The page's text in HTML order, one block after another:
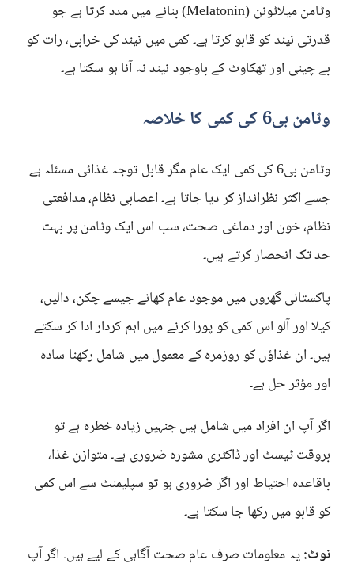
وٹامن میلاٹونن (Melatonin) بنانے میں مدد کرتا ہے جو
قدرتی نیند کو قابو کرتا ہے۔ کمی میں نیند کی خرابی، رات کو
بے چینی اور تھکاوٹ کے باوجود نیند نہ آنا ہو سکتا ہے۔
وٹامن بی6 کی کمی کا خلاصہ
وٹامن بی6 کی کمی ایک عام مگر قابل توجہ غذائی مسئلہ ہے
جسے اکثر نظرانداز کر دیا جاتا ہے۔ اعصابی نظام، مدافعتی
نظام، خون اور دماغی صحت، سب اس ایک وٹامن پر بہت
حد تک انحصار کرتے ہیں۔
پاکستانی گھروں میں موجود عام کھانے جیسے چکن، دالیں،
کیلا اور آلو اس کمی کو پورا کرنے میں اہم کردار ادا کر سکتے
ہیں۔ ان غذاؤں کو روزمرہ کے معمول میں شامل رکھنا سادہ
اور مؤثر حل ہے۔
اگر آپ ان افراد میں شامل ہیں جنہیں زیادہ خطرہ ہے تو
بروقت ٹیسٹ اور ڈاکٹری مشورہ ضروری ہے۔ متوازن غذا،
باقاعدہ احتیاط اور اگر ضروری ہو تو سپلیمنٹ سے اس کمی
کو قابو میں رکھا جا سکتا ہے۔
نوٹ:یہ معلومات صرف عام صحت آگاہی کے لیے ہیں۔ اگر آپ